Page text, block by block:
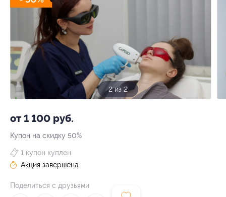
1 из 2
от 1 100 руб.
Купон на скидку 50%
1 купон куплен
Акция завершена
Поделиться с друзьями